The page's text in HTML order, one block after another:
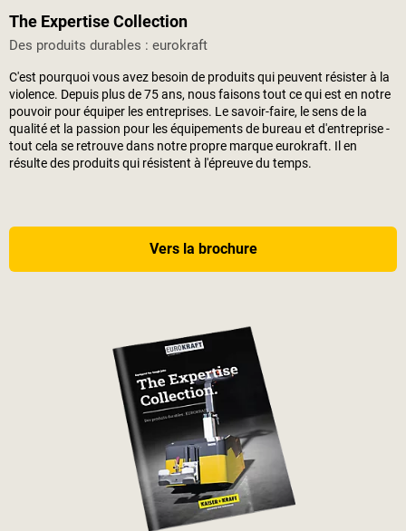
The Expertise Collection
Des produits durables : eurokraft
C'est pourquoi vous avez besoin de produits qui peuvent résister à la
violence. Depuis plus de 75 ans, nous faisons tout ce qui est en notre
pouvoir pour équiper les entreprises. Le savoir-faire, le sens de la
qualité et la passion pour les équipements de bureau et d'entreprise -
tout cela se retrouve dans notre propre marque eurokraft. Il en
résulte des produits qui résistent à l'épreuve du temps.
Vers la brochure